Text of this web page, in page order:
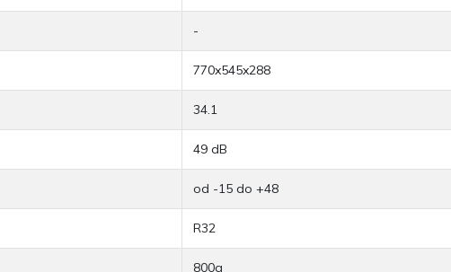
-
770x545x288
34.1
49 dB
od -15 do +48
R32
800g